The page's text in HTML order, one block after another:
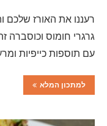
רעננו את האורז שלכם
גרגרי חומוס
עם תוספות כייפיות
למתכון המלא